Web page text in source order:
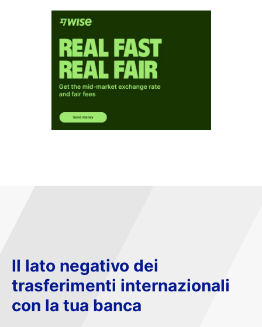
Il lato negativo dei
trasferimenti internazionali
con la tua banca